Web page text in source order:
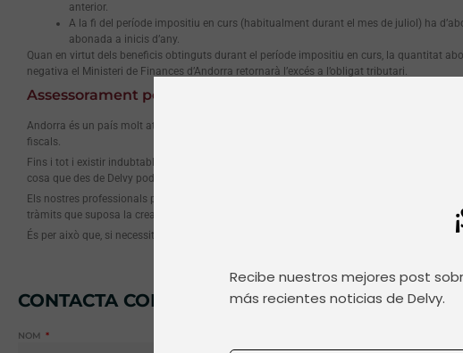
anterior.
A la fi del període impositiu en curs (habitualment durant el mes de juliol) ha
abonada a inicis d’any.
Quan en virtut dels beneficis obtinguts durant el període impositiu en curs, la quantitat
negativa el Ministeri de Finances d’Andorra retornarà l’excés a l’obligat tributari.
Assessorament per a empreses a Andorra
Andorra és un país molt atractiu per a constituir una societat. Aquest reduït Imposat de
fiscals.
Fins i tot i existir indubtables avantatges, el procés de creació i manteniment d’una
cosa que des de Delvy podem ajudar a solucionar.
Els nostres professionals porten anys assessorant empreses, tant a Andorra com a
tràmits que suposa la creació i manteniment d’una empresa. A més, també som
És per això que, si necessites ajuda per a
, des
CONTACTA CON NOSOTROS
NOM
Recibe nuestros mejores post
más recientes noticias de Delvy.